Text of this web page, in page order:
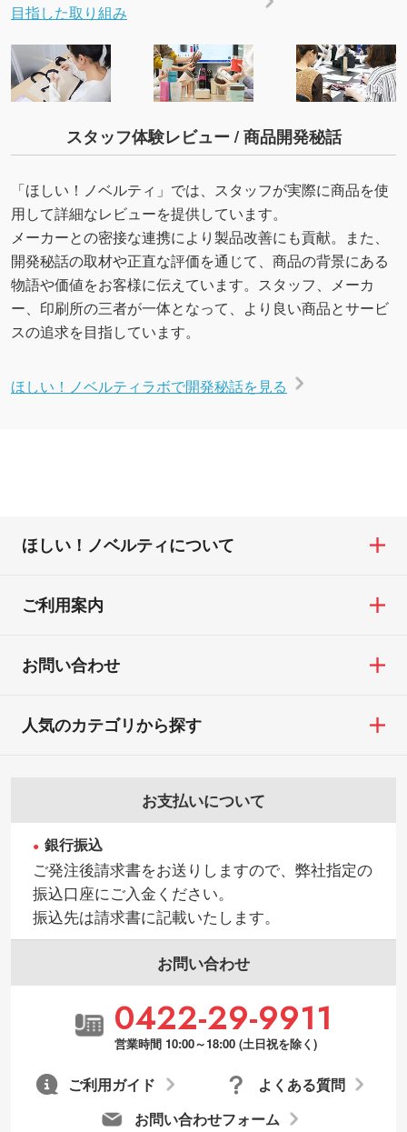
目指した取り組み
スタッフ体験レビュー / 商品開発秘話
「ほしい！ノベルティ」では、スタッフが実際に商品を使
用して詳細なレビューを提供しています。
メーカーとの密接な連携により製品改善にも貢献。また、
開発秘話の取材や正直な評価を通じて、商品の背景にある
物語や価値をお客様に伝えています。スタッフ、メーカ
ー、印刷所の三者が一体となって、より良い商品とサービ
スの追求を目指しています。
ほしい！ノベルティラボで開発秘話を見る
ほしい！ノベルティについて
ご利用案内
お問い合わせ
お支払いについて
銀行振込
ご発注後請求書をお送りしますので、弊社指定の
振込口座にご入金ください。
振込先は請求書に記載いたします。
お問い合わせ
0422-29-9911
営業時間 10:00～18:00 (土日祝を除く)
お問い合わせフォーム
よくある質問
ご利用ガイド
人気のカテゴリから探す